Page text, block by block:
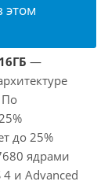
этом
—
По
до 25%
ядрами
4 и Advanced